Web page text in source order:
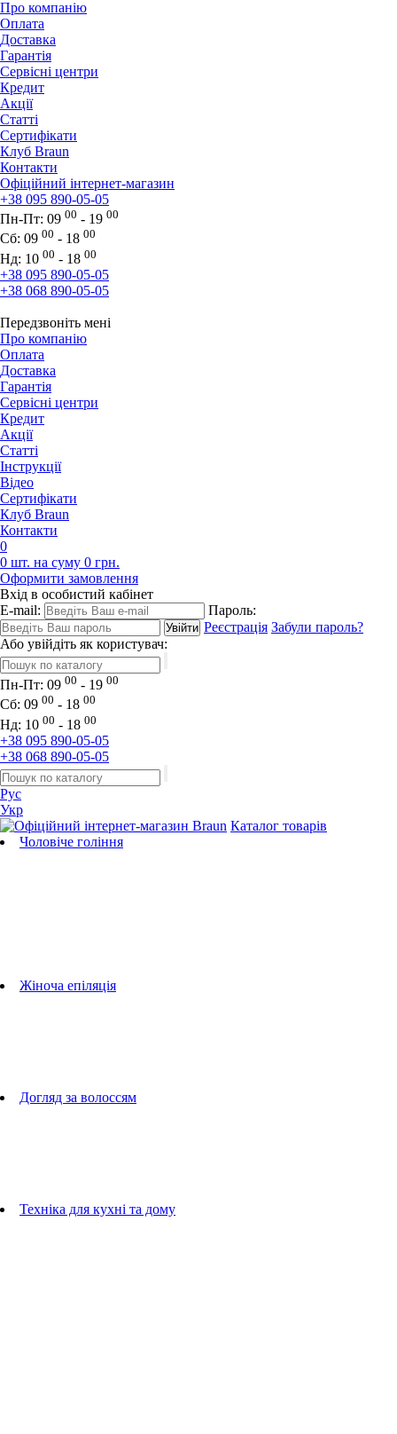
Про компанію
Оплата
Доставка
Гарантія
Сервісні центри
Кредит
Акції
Статті
Сертифікати
Клуб Braun
Контакти
Офіційний інтернет-магазин
+38 095 890-05-05
Пн-Пт: 09 00 - 19 00
Сб: 09 00 - 18 00
Нд: 10 00 - 18 00
+38 095 890-05-05
+38 068 890-05-05
Передзвоніть мені
Про компанію
Оплата
Доставка
Гарантія
Сервісні центри
Кредит
Акції
Статті
Iнструкції
Відео
Сертифікати
Клуб Braun
Контакти
0
0 шт. на суму 0 грн.
Оформити замовлення
Вхід в особистий кабінет
E-mail:
Пароль:
Реєстрація Забули пароль?
Або увійдіть як користувач:
Пн-Пт: 09 00 - 19 00
Сб: 09 00 - 18 00
Нд: 10 00 - 18 00
+38 095 890-05-05
+38 068 890-05-05
Рус
Укр
Каталог товарів
Чоловіче гоління
Жіноча епіляція
Догляд за волоссям
Техніка для кухні та дому